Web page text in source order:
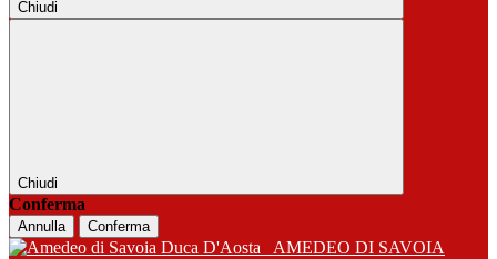
Chiudi
Chiudi
Conferma
Annulla Conferma
AMEDEO DI SAVOIA